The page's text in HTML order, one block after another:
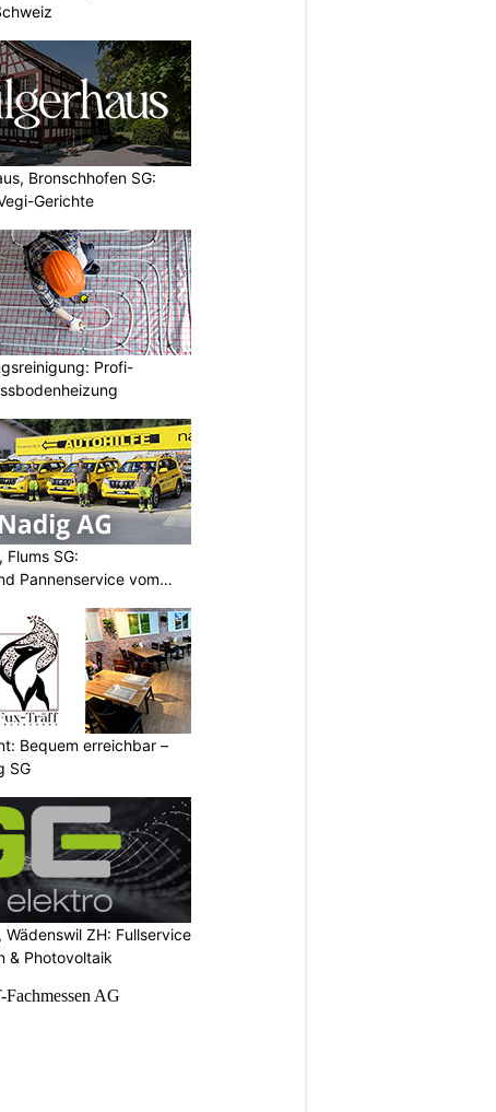
Bronschhofen SG:
Gerichte
Profi-
SG:
Pannenservice vom
Bequem erreichbar –
SG
Wädenswil ZH: Fullservice
& Photovoltaik